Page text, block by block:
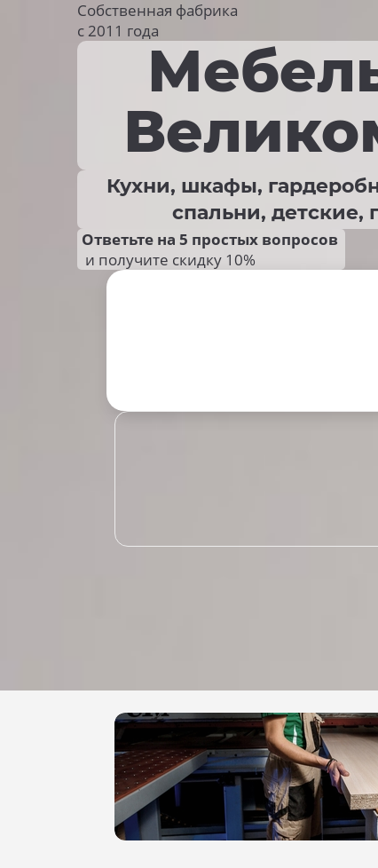
Собственная фабрика
с 2011 года
Кухни, шкафы,
спальни, детские,
Ответьте на 5 простых вопросов
и получите скидку 10%
8 993-439-6770
Работа по договору